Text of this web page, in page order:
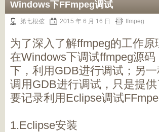
Windows下FFmpeg调试
第七根弦 2015 年 6 月 16 日 ffmpeg
为了深入了解ffmpeg的工作
在Windows下调试ffmpeg源
下，利用GDB进行调试；另
调用GDB进行调试，只是提
要记录利用Eclipse调试
1.Eclipse安装